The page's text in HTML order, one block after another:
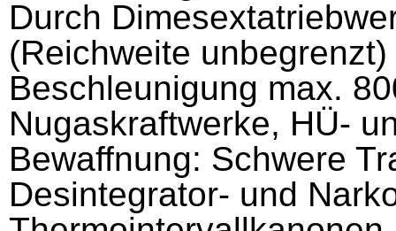
Durch
(Reichweite
Beschleunigung max.
Nugaskraftwerke, HÜ-
Bewaffnung: Schwere
Desintegrator- und